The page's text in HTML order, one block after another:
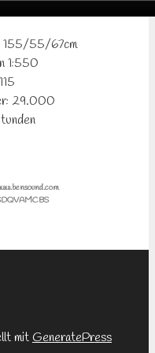
155/55/67cm
1:550
29.000
mit GeneratePress